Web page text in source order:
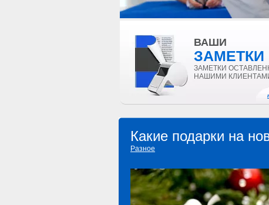
ВАШИ
ЗАМЕТКИ
ЗАМЕТКИ
НАШИМИ
Какие подарки на
Разное